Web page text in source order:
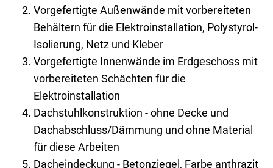
Vorgefertigte Außenwände mit vorbereiteten
Behältern für die Elektroinstallation, Polystyrol-
Isolierung, Netz und Kleber
Vorgefertigte Innenwände im Erdgeschoss mit
vorbereiteten Schächten für die
Elektroinstallation
Dachstuhlkonstruktion - ohne Decke und
Dachabschluss/Dämmung und ohne Material
für diese Arbeiten
Dacheindeckung - Betonziegel, Farbe anthrazit